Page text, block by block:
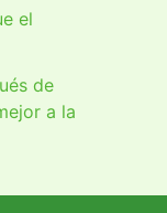
el
de
a la